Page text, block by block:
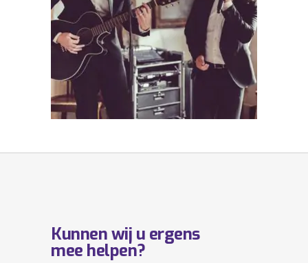
Kunnen wij u ergens
mee helpen?